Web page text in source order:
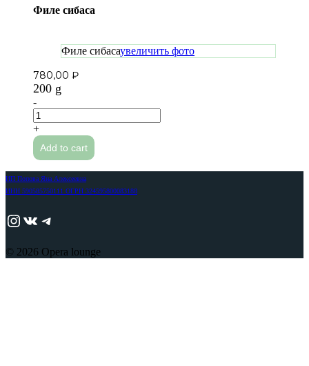
Филе сибаса
Филе сибасаувеличить фото
780,00 ₽
200 g
-
Филе
сибаса
quantity
+
Add to cart
ИП Попова Яна Алексеевна
ИНН 590585750111 ОГРН 324595800083188
https://www.instagram.com/adjika_perm/
ВКонтакте
Telegram
© 2026 Opera lounge